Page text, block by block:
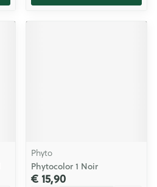
Phyto
Phytocolor 1 Noir
€ 15,90